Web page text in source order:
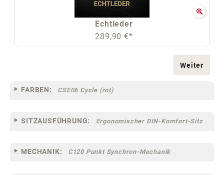
Echtleder
289,90 €*
Weiter
FARBEN: CSE06 Cycle (rot)
SITZAUSFÜHRUNG: Ergonomischer DIN-Komfort-Sitz
MECHANIK: C120 Punkt Synchron-Mechanik